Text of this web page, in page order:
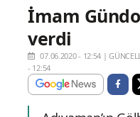
İmam
verdi
07.06.2020 - 12:54 |
- 12:54